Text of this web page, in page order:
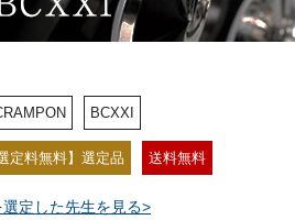
BCXXI
選定料無料】選定品 送料無料
選定した先生を見る>